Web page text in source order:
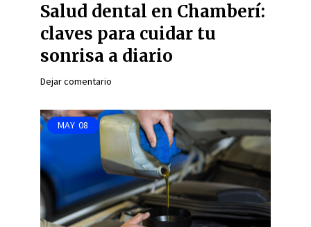
Salud dental en Chamberí:
claves para cuidar tu
sonrisa a diario
Dejar comentario
MAY 08